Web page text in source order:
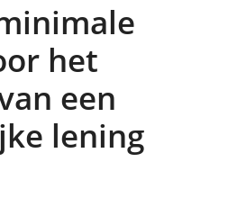
het
een
lening